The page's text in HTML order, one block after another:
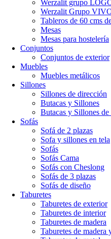
Werzalit grupo
Werzalit Grupo
Tableros de 60 cms
Mesas
Mesas para hostelería
Conjuntos
Conjuntos de exterior
Muebles
Muebles metálicos
Sillones
Sillones de dirección
Butacas y Sillones
Butacas y Sillones de
Sofás
Sofá de 2 plazas
Sofa y sillones en tela
Sofás
Sofás Cama
Sofás con Cheslong
Sofás de 3 plazas
Sofás de diseño
Taburetes
Taburetes de exterior
Taburetes de interior
Taburetes de madera
Taburetes de madera